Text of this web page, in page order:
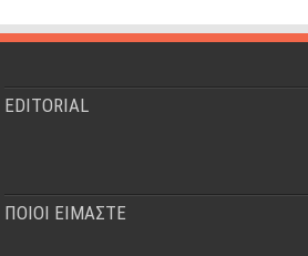
EDITORIAL
ΠΟΙΟΙ ΕΙΜΑΣΤΕ